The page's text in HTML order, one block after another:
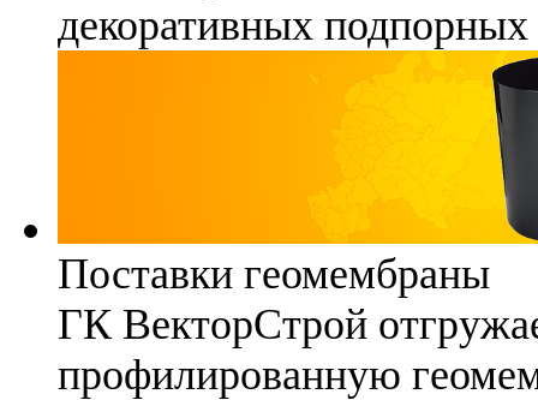
декоративных подпорных
Поставки геомембраны
ГК ВекторСтрой
профилированную